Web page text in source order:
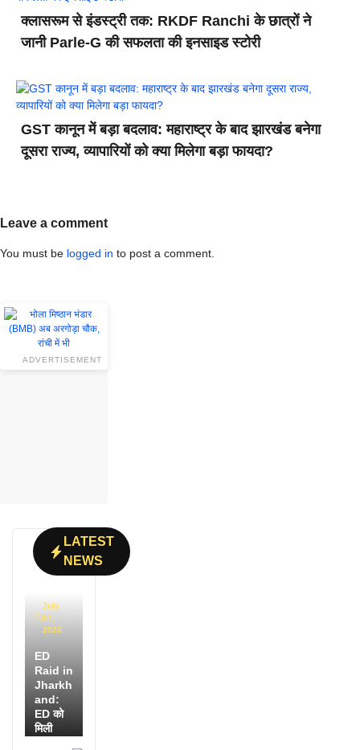
क्लासरूम से इंडस्ट्री तक: RKDF Ranchi के छात्रों ने
जानी Parle-G की सफलता की इनसाइड स्टोरी
GST कानून में बड़ा बदलाव: महाराष्ट्र के बाद झारखंड बनेगा
दूसरा राज्य, व्यापारियों को क्या मिलेगा बड़ा फायदा?
Leave a comment
You must be logged in to post a comment.
ADVERTISEMENT
LATEST
NEWS
July
31,
2026
ED
Raid in
Jharkh
and:
ED को
मिली